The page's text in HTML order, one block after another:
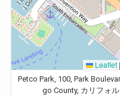
Leaflet |
Petco Park, 100, Park
go County, カリフォ